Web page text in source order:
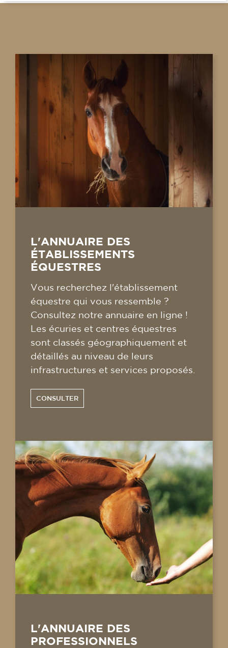
L'ANNUAIRE DES
ÉTABLISSEMENTS
ÉQUESTRES
Vous recherchez l'établissement
équestre qui vous ressemble ?
Consultez notre annuaire en ligne !
Les écuries et centres équestres
sont classés géographiquement et
détaillés au niveau de leurs
infrastructures et services proposés.
CONSULTER
L'ANNUAIRE DES
PROFESSIONNELS